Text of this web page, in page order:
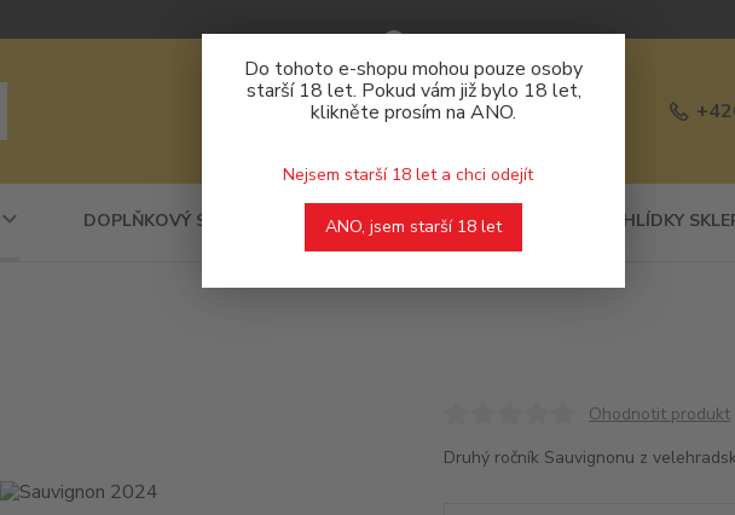
Do tohoto e-shopu mohou pouze osoby
starší 18 let. Pokud vám již bylo 18 let,
klikněte prosím na ANO.
Nejsem starší 18 let a chci odejít
ANO, jsem starší 18 let
DOPLŇKOVÝ SORTIMENT DEGUSTACE PROHLÍDKY
Ohodnotit produkt
Druhý ročník Sauvignonu z